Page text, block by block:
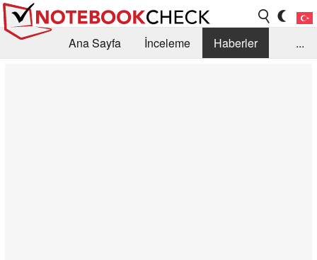
Ana Sayfa İnceleme
Haberler
...